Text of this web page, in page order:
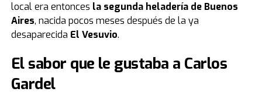
local era entonces la segunda heladería de Buenos
Aires, nacida pocos meses después de la ya
desaparecida El Vesuvio.
El sabor que le gustaba a Carlos
Gardel